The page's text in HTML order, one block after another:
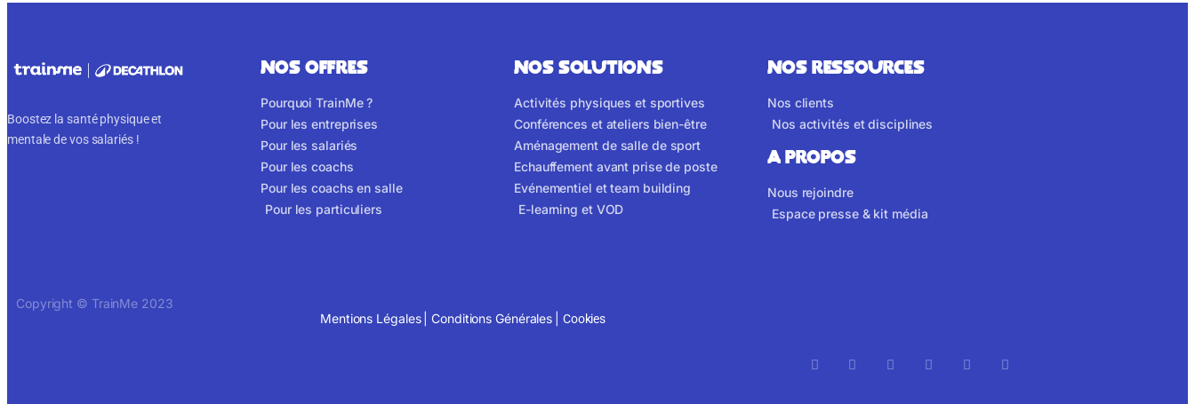
Boostez la santé physique et
mentale de vos salariés !
NOS OFFRES
Pourquoi TrainMe ?
Pour les entreprises
Pour les salariés
Pour les coachs
Pour les coachs en salle
Pour les particuliers
NOS SOLUTIONS
Activités physiques et sportives
Conférences et ateliers bien-être
Aménagement de salle de sport
Echauffement avant prise de poste
Evénementiel et team building
E-learning et VOD
NOS RESSOURCES
Nos clients
Nos activités et disciplines
A propos
Nous rejoindre
Espace presse & kit média
Copyright © TrainMe 2023
Mentions Légales
|Conditions Générales Cookies